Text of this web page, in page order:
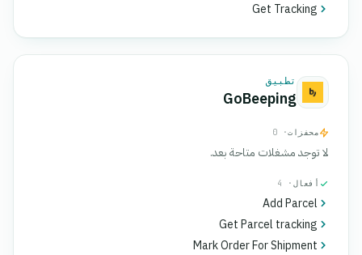
Get Tracking
تطبيق
GoBeeping
محفزات· 0
لا توجد مشغلات متاحة بعد.
أفعال · 4
Add Parcel
Get Parcel tracking
Mark Order For Shipment